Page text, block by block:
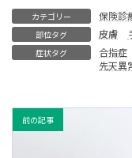
カテゴリー 保険診
部位タグ 皮膚
症状タグ 合指症
先天異
前の記事